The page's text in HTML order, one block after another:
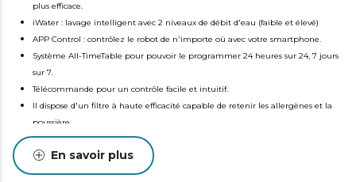
plus efficace.
iWater : lavage intelligent avec 2 niveaux de débit d'eau (faible et élevé)
APP Control : contrôlez le robot de n'importe où avec votre smartphone.
Système All-TimeTable pour pouvoir le programmer 24 heures sur 24, 7 jours
sur 7.
Télécommande pour un contrôle facile et intuitif.
Il dispose d'un filtre à haute efficacité capable de retenir les allergènes et la
poussière.
En savoir plus